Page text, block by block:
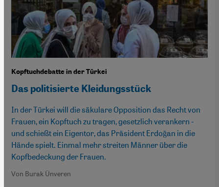
Kopftuchdebatte in der Türkei
Das politisierte Kleidungsstück
In der Türkei will die säkulare Opposition das Recht von
Frauen, ein Kopftuch zu tragen, gesetzlich verankern -
und schießt ein Eigentor, das Präsident Erdoğan in die
Hände spielt. Einmal mehr streiten Männer über die
Kopfbedeckung der Frauen.
Von Burak Ünveren